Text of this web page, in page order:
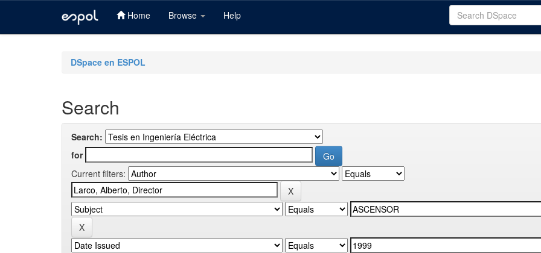
Home Browse Help
DSpace en ESPOL
Search
Search:
for
Current filters: